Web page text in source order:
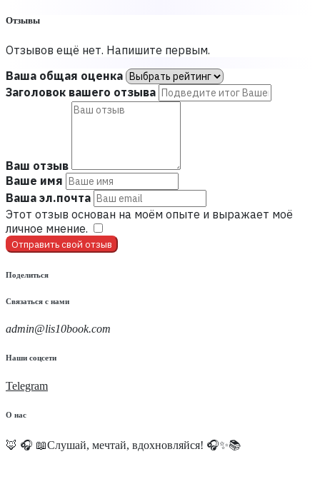
Отзывы
Отзывов ещё нет. Напишите первым.
Ваша общая оценка
Заголовок вашего отзыва
Ваш отзыв
Ваше имя
Ваша эл.почта
Этот отзыв основан на моём опыте и выражает моё
личное мнение.
Отправить свой отзыв
Поделиться
Связаться с нами
admin@lis10book.com
Наши соцсети
Telegram
О нас
🦊 🎧 📖Слушай, мечтай, вдохновляйся! 🎧✨📚